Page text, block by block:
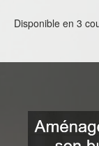
Disponible en 3